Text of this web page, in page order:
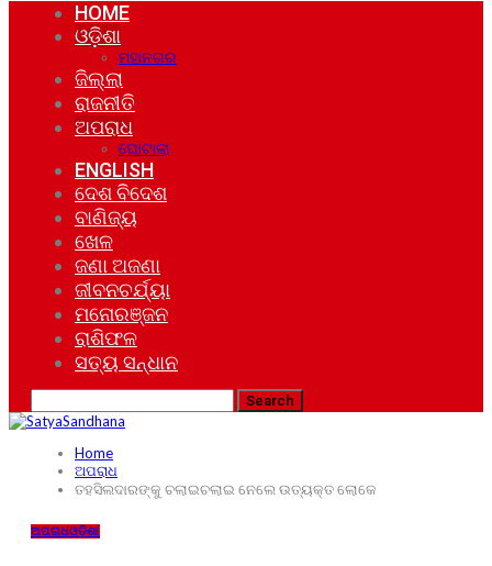
HOME
ଓଡ଼ିଶା
ମହାନଗର
ଜିଲ୍ଲା
ରାଜନୀତି
ଅପରାଧ
ଘୋଟାଲା
ENGLISH
ଦେଶ ବିଦେଶ
ବାଣିଜ୍ୟ
ଖେଳ
ଜଣା ଅଜଣା
ଜୀବନଚର୍ଯ୍ୟା
ମନୋରଞ୍ଜନ
ରାଶିଫଳ
ସତ୍ୟ ସନ୍ଧାନ
Home
ଅପରାଧ
ତହସିଲଦାରଙ୍କୁ ଚଲାଇଚଲାଇ ନେଲେ ଉତ୍ୟକ୍ତ ଲୋକେ
ଅପରାଧଓଡ଼ିଶା